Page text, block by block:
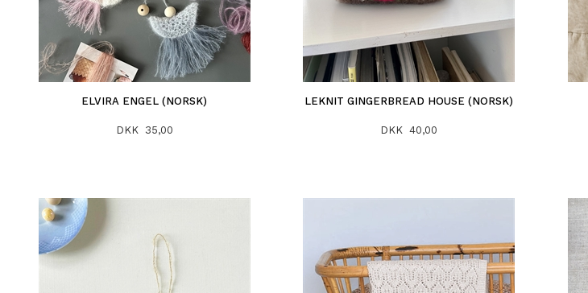
ELVIRA ENGEL (NORSK)
DKK 35,00
LEKNIT GINGERBREAD HOUSE (NORSK)
DKK 40,00